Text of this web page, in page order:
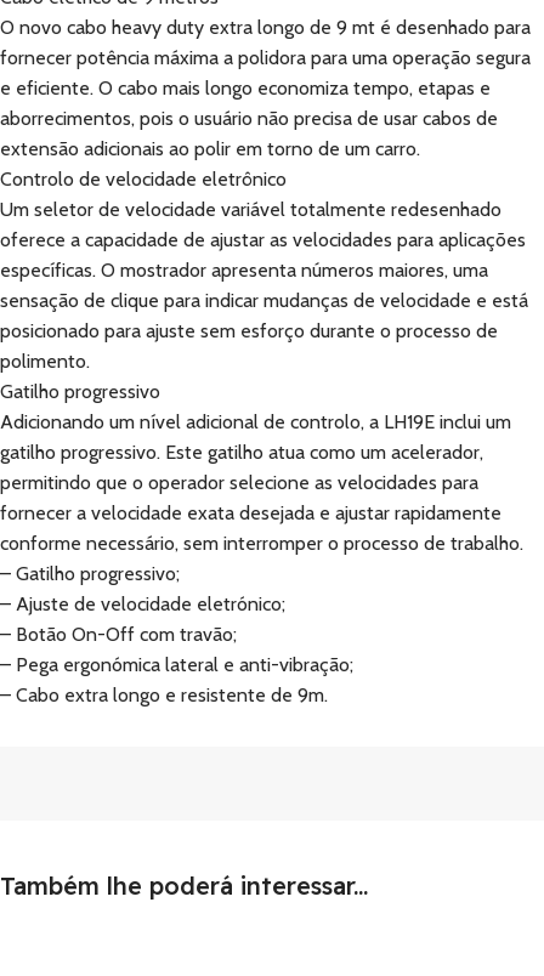
O novo cabo heavy duty extra longo de 9 mt é desenhado para
fornecer potência máxima a polidora para uma operação segura
e eficiente. O cabo mais longo economiza tempo, etapas e
aborrecimentos, pois o usuário não precisa de usar cabos de
extensão adicionais ao polir em torno de um carro.
Controlo de velocidade eletrônico
Um seletor de velocidade variável totalmente redesenhado
oferece a capacidade de ajustar as velocidades para aplicações
específicas. O mostrador apresenta números maiores, uma
sensação de clique para indicar mudanças de velocidade e está
posicionado para ajuste sem esforço durante o processo de
polimento.
Gatilho progressivo
Adicionando um nível adicional de controlo, a LH19E inclui um
gatilho progressivo. Este gatilho atua como um acelerador,
permitindo que o operador selecione as velocidades para
fornecer a velocidade exata desejada e ajustar rapidamente
conforme necessário, sem interromper o processo de trabalho.
– Gatilho progressivo;
– Ajuste de velocidade eletrónico;
– Botão On-Off com travão;
– Pega ergonómica lateral e anti-vibração;
– Cabo extra longo e resistente de 9m.
Também lhe poderá interessar...